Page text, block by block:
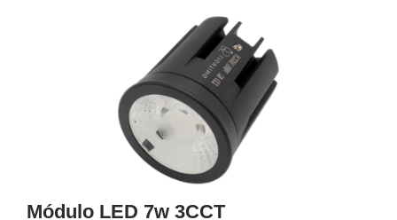
Módulo LED 7w 3CCT